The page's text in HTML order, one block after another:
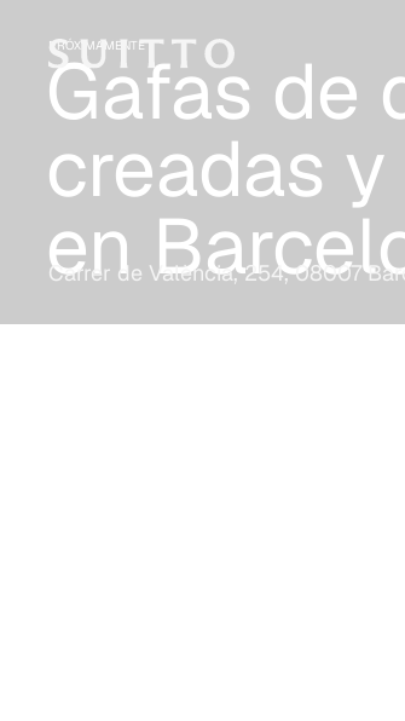
PRÓXIMAMENTE
Gafas de
creadas
en
Carrer de València, 254, 08007